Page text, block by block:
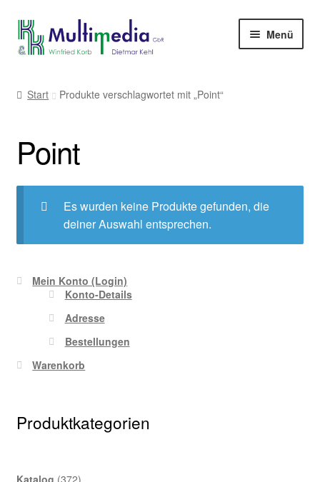
Zur
Navigation
Zum
Inhalt
Menü
Start Produkte verschlagwortet mit „Point“
Point
Es wurden keine Produkte gefunden, die
deiner Auswahl entsprechen.
Mein Konto (Login)
Konto-Details
Adresse
Bestellungen
Warenkorb
Produktkategorien
372